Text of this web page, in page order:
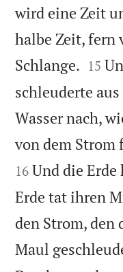
wird eine Zeit
halbe Zeit, fern
Schlange. 

15
schleuderte
Wasser nach,
von dem Strom
16 Und die
Erde tat ihren
den Strom, den
Maul